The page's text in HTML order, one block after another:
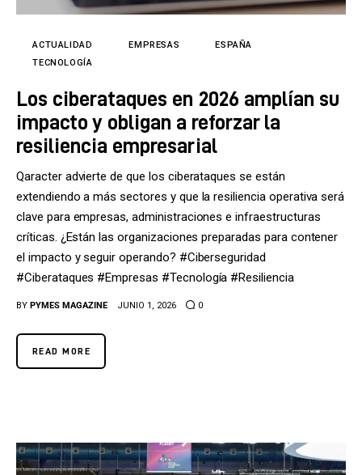
ACTUALIDAD EMPRESAS
ESPAÑA
TECNOLOGÍA
Los ciberataques en 2026 amplían su
impacto y obligan a reforzar la
resiliencia empresarial
Qaracter advierte de que los ciberataques se están
extendiendo a más sectores y que la resiliencia operativa será
clave para empresas, administraciones e infraestructuras
críticas. ¿Están las organizaciones preparadas para contener
el impacto y seguir operando? #Ciberseguridad
#Ciberataques #Empresas #Tecnología #Resiliencia
BY PYMES MAGAZINE JUNIO 1, 2026 0
READ MORE